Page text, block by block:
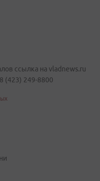
ссылка на vladnews.ru
(423) 249-8800